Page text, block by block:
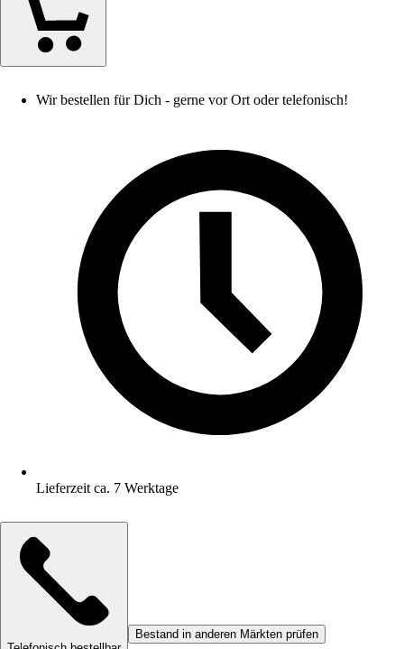
Wir bestellen für Dich - gerne vor Ort oder telefonisch!
Lieferzeit ca. 7 Werktage
Bestand in anderen Märkten prüfen